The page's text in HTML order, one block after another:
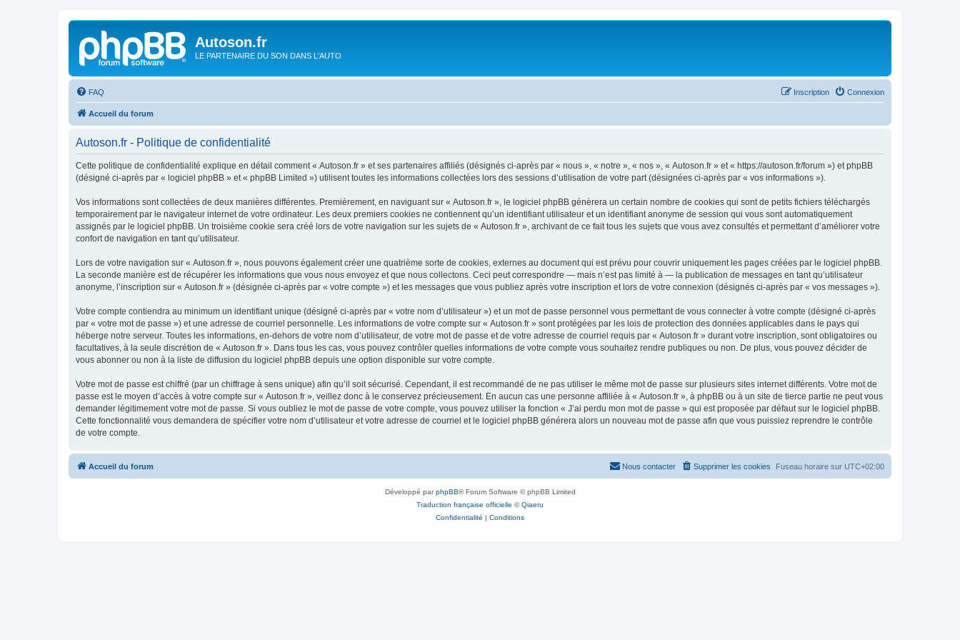
Autoson.fr
LE PARTENAIRE DU SON DANS L'AUTO
FAQ Connexion
Inscription
Accueil du forum
Autoson.fr - Politique de confidentialité
Cette politique de confidentialité explique en détail comment « Autoson.fr » et ses partenaires affiliés (désignés ci-après par « nous », « notre », « nos », « Autoson.fr » et « https://autoson.fr/forum ») et phpBB
(désigné ci-après par « logiciel phpBB » et « phpBB Limited ») utilisent toutes les informations collectées lors des sessions d’utilisation de votre part (désignées ci-après par « vos informations »).
Vos informations sont collectées de deux manières différentes. Premièrement, en naviguant sur « Autoson.fr », le logiciel phpBB génèrera un certain nombre de cookies qui sont de petits fichiers téléchargés
temporairement par le navigateur internet de votre ordinateur. Les deux premiers cookies ne contiennent qu’un identifiant utilisateur et un identifiant anonyme de session qui vous sont automatiquement
assignés par le logiciel phpBB. Un troisième cookie sera créé lors de votre navigation sur les sujets de « Autoson.fr », archivant de ce fait tous les sujets que vous avez consultés et permettant d’améliorer votre
confort de navigation en tant qu’utilisateur.
Lors de votre navigation sur « Autoson.fr », nous pouvons également créer une quatrième sorte de cookies, externes au document qui est prévu pour couvrir uniquement les pages créées par le logiciel phpBB.
La seconde manière est de récupérer les informations que vous nous envoyez et que nous collectons. Ceci peut correspondre — mais n’est pas limité à — la publication de messages en tant qu’utilisateur
anonyme, l’inscription sur « Autoson.fr » (désignée ci-après par « votre compte ») et les messages que vous publiez après votre inscription et lors de votre connexion (désignés ci-après par « vos messages »).
Votre compte contiendra au minimum un identifiant unique (désigné ci-après par « votre nom d’utilisateur ») et un mot de passe personnel vous permettant de vous connecter à votre compte (désigné ci-après
par « votre mot de passe ») et une adresse de courriel personnelle. Les informations de votre compte sur « Autoson.fr » sont protégées par les lois de protection des données applicables dans le pays qui
héberge notre serveur. Toutes les informations, en-dehors de votre nom d’utilisateur, de votre mot de passe et de votre adresse de courriel requis par « Autoson.fr » durant votre inscription, sont obligatoires ou
facultatives, à la seule discrétion de « Autoson.fr ». Dans tous les cas, vous pouvez contrôler quelles informations de votre compte vous souhaitez rendre publiques ou non. De plus, vous pouvez décider de
vous abonner ou non à la liste de diffusion du logiciel phpBB depuis une option disponible sur votre compte.
Votre mot de passe est chiffré (par un chiffrage à sens unique) afin qu’il soit sécurisé. Cependant, il est recommandé de ne pas utiliser le même mot de passe sur plusieurs sites internet différents. Votre mot de
passe est le moyen d’accès à votre compte sur « Autoson.fr », veillez donc à le conservez précieusement. En aucun cas une personne affiliée à « Autoson.fr », à phpBB ou à un site de tierce partie ne peut vous
demander légitimement votre mot de passe. Si vous oubliez le mot de passe de votre compte, vous pouvez utiliser la fonction « J’ai perdu mon mot de passe » qui est proposée par défaut sur le logiciel phpBB.
Cette fonctionnalité vous demandera de spécifier votre nom d’utilisateur et votre adresse de courriel et le logiciel phpBB générera alors un nouveau mot de passe afin que vous puissiez reprendre le contrôle
de votre compte.
Accueil du forum Fuseau horaire sur UTC+02:00
Supprimer les cookies
Nous contacter
Développé parphpBB® Forum Software © phpBB Limited
Traduction française officielle ©Qiaeru
Confidentialité | Conditions